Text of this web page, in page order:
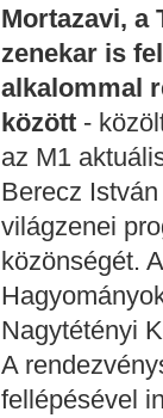
Mortazavi, a
zenekar is
alkalommal
között -
az M1
Berecz
világzenei
közönségét.
Nagytétényi
A
fellépésével